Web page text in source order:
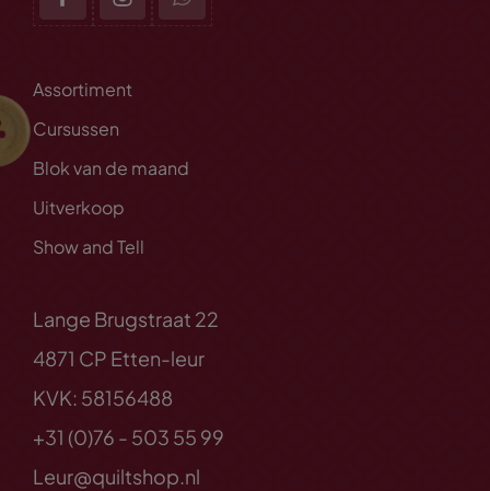
Assortiment
Cursussen
Blok van de maand
Uitverkoop
Show and Tell
Lange Brugstraat 22
4871 CP Etten-leur
KVK: 58156488
+31 (0)76 - 503 55 99
Leur@quiltshop.nl